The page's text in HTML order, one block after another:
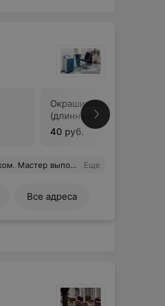
Окрашивание корней
(длинные)
40 руб.
я рада и любуюсь своими красивыми ногтями. Еще
Все адреса